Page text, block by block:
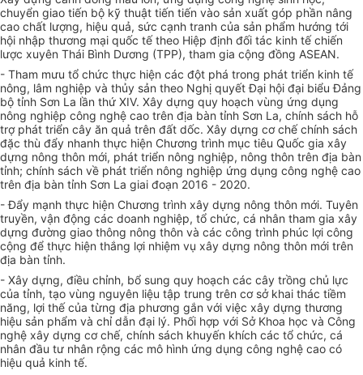
chuyển giao tiến bộ kỹ thuật tiến tiến vào sản xuất góp phần nâng
cao chất lượng, hiệu quả, sức cạnh tranh của sản phẩm hướng tới
hội nhập thương mại quốc tế theo Hiệp định đối tác kinh tế chiến
lược xuyên Thái Bình Dương (TPP), tham gia cộng đồng ASEAN.
- Tham mưu tổ chức thực hiện các đột phá trong phát triển kinh tế
nông, lâm nghiệp và thủy sản theo Nghị quyết Đại hội đại biểu Đảng
bộ tỉnh Sơn La lần thứ XIV. Xây dựng quy hoạch vùng ứng dụng
nông nghiệp công nghệ cao trên địa bàn tỉnh Sơn La, chính sách hỗ
trợ phát triển cây ăn quả trên đất dốc. Xây dựng cơ chế chính sách
đặc thù đẩy nhanh thực hiện Chương trình mục tiêu Quốc gia xây
dựng nông thôn mới, phát triển nông nghiệp, nông thôn trên địa bàn
tỉnh; chính sách về phát triển nông nghiệp ứng dụng công nghệ cao
trên địa bàn tỉnh Sơn La giai đoạn 2016 - 2020.
- Đẩy mạnh thực hiện Chương trình xây dựng nông thôn mới. Tuyên
truyền, vận động các doanh nghiệp, tổ chức, cá nhân tham gia xây
dựng đường giao thông nông thôn và các công trình phúc lợi công
cộng để thực hiện thắng lợi nhiệm vụ xây dựng nông thôn mới trên
địa bàn tỉnh.
- Xây dựng, điều chỉnh, bổ sung quy hoạch các cây trồng chủ lực
của tỉnh, tạo vùng nguyên liệu tập trung trên cơ sở khai thác tiềm
năng, lợi thế của từng địa phương gắn với việc xây dựng thương
hiệu sản phẩm và chỉ dẫn đại lý. Phối hợp với Sở Khoa học và Công
nghệ xây dựng cơ chế, chính sách khuyến khích các tổ chức, cá
nhân đầu tư nhân rộng các mô hình ứng dụng công nghệ cao có
hiệu quả kinh tế.